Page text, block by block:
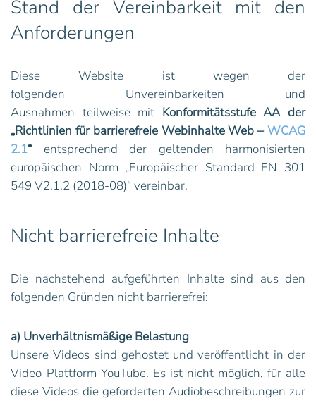
Stand der Vereinbarkeit mit den
Anforderungen
Diese Website ist wegen der
folgenden Unvereinbarkeiten und
Ausnahmen teilweise mit Konformitätsstufe AA der
„Richtlinien für barrierefreie Webinhalte Web –WCAG
2.1“ entsprechend der geltenden harmonisierten
europäischen Norm „Europäischer Standard EN 301
549 V2.1.2 (2018-08)“ vereinbar.
Nicht barrierefreie Inhalte
Die nachstehend aufgeführten Inhalte sind aus den
folgenden Gründen nicht barrierefrei:
a) Unverhältnismäßige Belastung
Unsere Videos sind gehostet und veröffentlicht in der
Video-Plattform YouTube. Es ist nicht möglich, für alle
diese Videos die geforderten Audiobeschreibungen zur